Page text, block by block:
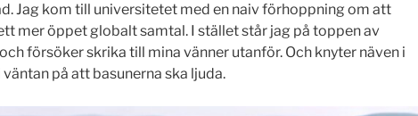
Jag kom till universitetet med en naiv förhoppning om att
mer öppet globalt samtal. I stället står jag på toppen av
försöker skrika till mina vänner utanför. Och knyter näven i
på att basunerna ska ljuda.